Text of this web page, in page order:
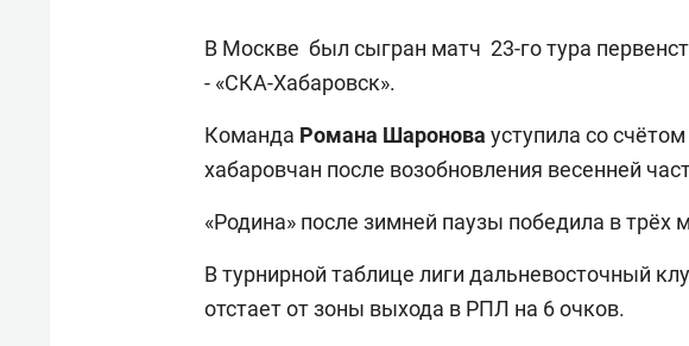
В Москве был сыгран матч 23-го тура
- «СКА-Хабаровск».
Команда Романа Шаронова уступила со
хабаровчан после возобновления весенней
«Родина» после зимней паузы победила в трёх
В турнирной таблице лиги дальневосточный
отстает от зоны выхода в РПЛ на 6 очков.